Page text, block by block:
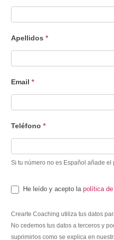
Apellidos*
Email*
Teléfono*
Si tu número no es Español añade
He leído y acepto lapolítica
Crearte Coaching utiliza tus datos
No cedemos tus datos a terceros y
suprimirlos como se explica en